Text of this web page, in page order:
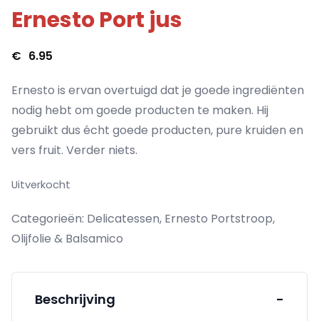
Ernesto Port jus
€ 6.95
Ernesto is ervan overtuigd dat je goede ingrediënten
nodig hebt om goede producten te maken. Hij
gebruikt dus écht goede producten, pure kruiden en
vers fruit. Verder niets.
Uitverkocht
Categorieën: Delicatessen, Ernesto Portstroop,
Olijfolie & Balsamico
Beschrijving -